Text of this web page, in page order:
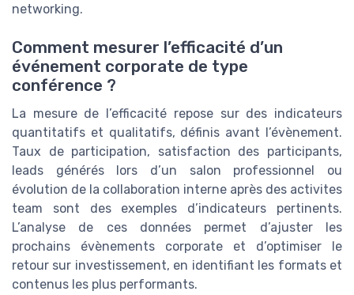
networking.
Comment mesurer l’efficacité d’un
événement corporate de type
conférence ?
La mesure de l’efficacité repose sur des indicateurs
quantitatifs et qualitatifs, définis avant l’évènement.
Taux de participation, satisfaction des participants,
leads générés lors d’un salon professionnel ou
évolution de la collaboration interne après des activites
team sont des exemples d’indicateurs pertinents.
L’analyse de ces données permet d’ajuster les
prochains évènements corporate et d’optimiser le
retour sur investissement, en identifiant les formats et
contenus les plus performants.